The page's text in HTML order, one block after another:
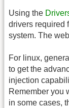
Using the
drivers required
system. The
For linux,
to get the
injection
Remember you
in some cases,